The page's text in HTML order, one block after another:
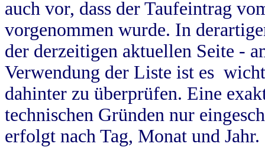
auch vor, dass der Taufeintrag
vorgenommen wurde. In
der derzeitigen aktuellen Seite -
Verwendung der Liste ist es
dahinter zu überprüfen. Eine
technischen Gründen nur
erfolgt nach Tag, Monat und Jahr.